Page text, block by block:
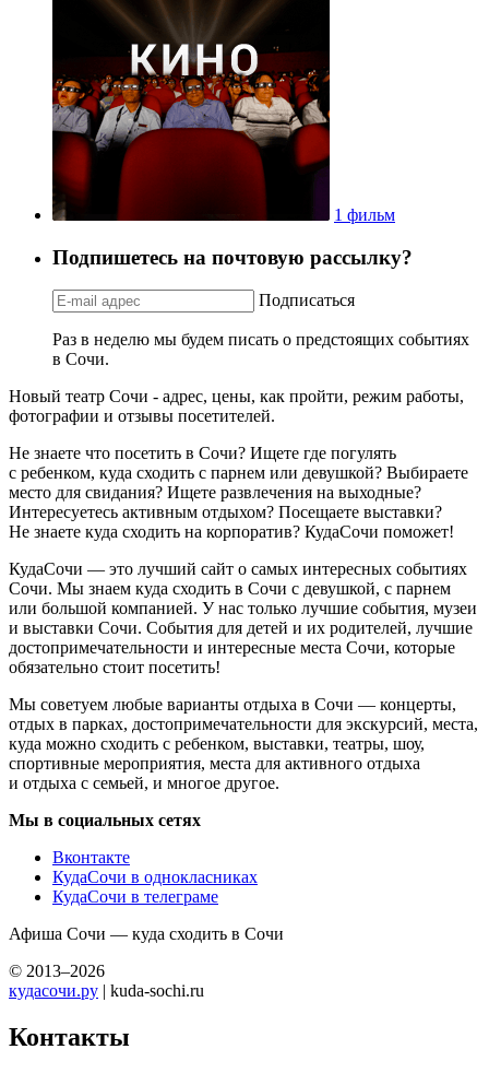
1 фильм
Подпишетесь на почтовую рассылку?
Подписаться
Раз в неделю мы будем писать о предстоящих событиях
в Сочи.
Новый театр Сочи - адрес, цены, как пройти, режим работы,
фотографии и отзывы посетителей.
Не знаете что посетить в Сочи? Ищете где погулять
с ребенком, куда сходить с парнем или девушкой? Выбираете
место для свидания? Ищете развлечения на выходные?
Интересуетесь активным отдыхом? Посещаете выставки?
Не знаете куда сходить на корпоратив? КудаСочи поможет!
КудаСочи — это лучший сайт о самых интересных событиях
Сочи. Мы знаем куда сходить в Сочи с девушкой, с парнем
или большой компанией. У нас только лучшие события, музеи
и выставки Сочи. События для детей и их родителей, лучшие
достопримечательности и интересные места Сочи, которые
обязательно стоит посетить!
Мы советуем любые варианты отдыха в Сочи — концерты,
отдых в парках, достопримечательности для экскурсий, места,
куда можно сходить с ребенком, выставки, театры, шоу,
спортивные мероприятия, места для активного отдыха
и отдыха с семьей, и многое другое.
Мы в социальных сетях
Вконтакте
КудаСочи в однокласниках
КудаСочи в телеграме
Афиша Сочи — куда сходить в Сочи
© 2013–2026
кудасочи.ру | kuda-sochi.ru
Контакты